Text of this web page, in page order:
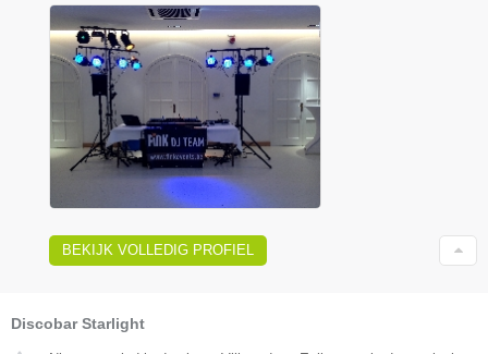
BEKIJK VOLLEDIG PROFIEL
Discobar Starlight